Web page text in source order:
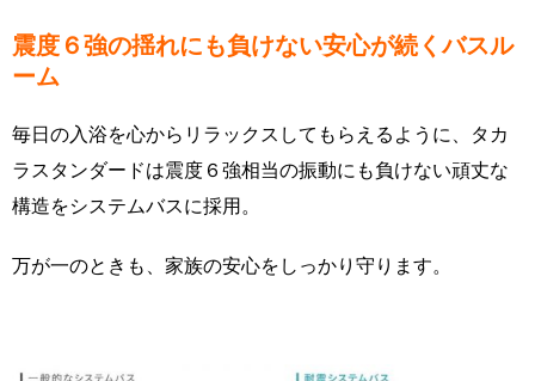
震度６強の揺れにも負けない安心が続くバスル
ーム
毎日の入浴を心からリラックスしてもらえるように、タカ
ラスタンダードは震度６強相当の振動にも負けない頑丈な
構造をシステムバスに採用。
万が一のときも、家族の安心をしっかり守ります。